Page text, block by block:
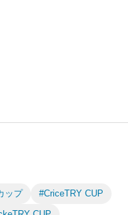
ップ
#CriceTRY CUP